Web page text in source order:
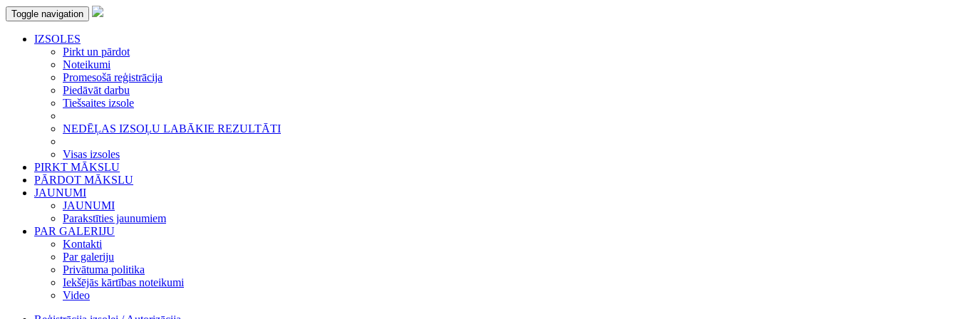
Toggle navigation
IZSOLES
Pirkt un pārdot
Noteikumi
Promesošā reģistrācija
Piedāvāt darbu
Tiešsaites izsole
NEDĒĻAS IZSOĻU LABĀKIE REZULTĀTI
Visas izsoles
PIRKT MĀKSLU
PĀRDOT MĀKSLU
JAUNUMI
JAUNUMI
Parakstīties jaunumiem
PAR GALERIJU
Kontakti
Par galeriju
Privātuma politika
Iekšējās kārtības noteikumi
Video